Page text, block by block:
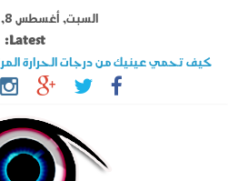
content
السبت, أغسطس 8, 2026
Latest:
كيف تحمي عينيك من درجات الحرارة
تصوير القرنية أهم فحوصات عملية
قصر النظر وطول النظر الفرق بينهما وهل
السوبراكور تقنية تخلصك من نظارة
حول العين فى الأطفال والكبار الأسباب